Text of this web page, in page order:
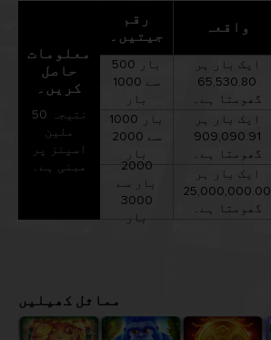
معلومات
حاصل
کریں۔
نتیجہ 50
ملین
اسپنز پر
مبنی ہے۔
رقم
جیتیں۔
500 بار
سے 1000
بار
1000 بار
سے 2000
بار
2000
بار سے
3000
بار
واقعہ
ایک بار ہر
65,530.80
گھومتا ہے۔
ایک بار ہر
909,090.91
گھومتا ہے۔
ایک بار ہر
25,000,000.00
گھومتا ہے۔
مماثل کھیلیں